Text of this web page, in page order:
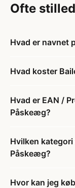
Ofte
Hvad er navnet
Hvad koster
Hvad er EAN /
Påskeæg?
Hvilken
Påskeæg?
Hvor kan jeg